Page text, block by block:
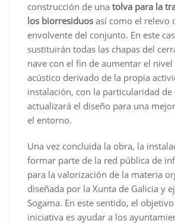
construcción de una tolva para la
los biorresiduos así como el relevo
envolvente del conjunto. En este
sustituirán todas las chapas del
nave con el fin de aumentar el
acústico derivado de la propia
instalación, con la particularidad
actualizará el diseño para una
el entorno.
Una vez concluida la obra, la
formar parte de la red pública de
para la valorización de la materia
diseñada por la Xunta de Galicia y
Sogama. En este sentido, el
iniciativa es ayudar a los